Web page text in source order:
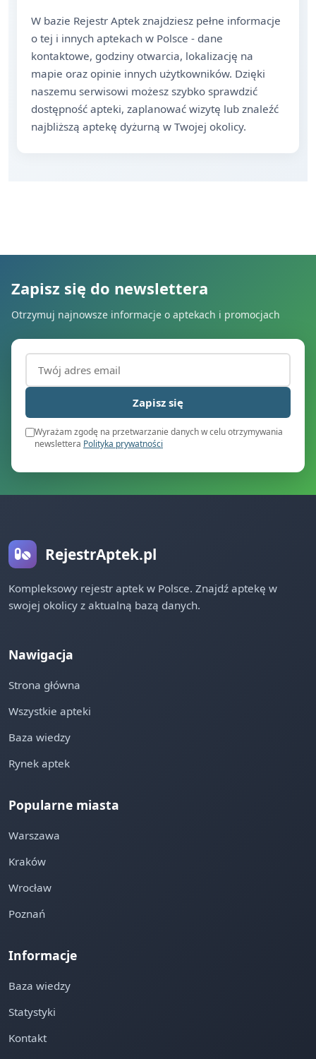
W bazie Rejestr Aptek znajdziesz pełne informacje
o tej i innych aptekach w Polsce - dane
kontaktowe, godziny otwarcia, lokalizację na
mapie oraz opinie innych użytkowników. Dzięki
naszemu serwisowi możesz szybko sprawdzić
dostępność apteki, zaplanować wizytę lub znaleźć
najbliższą aptekę dyżurną w Twojej okolicy.
Zapisz się do newslettera
Otrzymuj najnowsze informacje o aptekach i promocjach
Adres email (wymagany)
Zapisz się
Wyrażam zgodę na przetwarzanie danych w celu otrzymywania
newslettera Polityka prywatności
RejestrAptek.pl
Kompleksowy rejestr aptek w Polsce. Znajdź aptekę w
swojej okolicy z aktualną bazą danych.
Nawigacja
Strona główna
Wszystkie apteki
Baza wiedzy
Rynek aptek
Popularne miasta
Warszawa
Kraków
Wrocław
Poznań
Informacje
Baza wiedzy
Statystyki
Kontakt